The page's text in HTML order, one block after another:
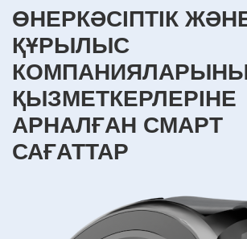
ӨНЕРКӘСІПТІК
ҚҰРЫЛЫС
ҚЫЗМЕТКЕРЛЕРІНЕ
АРНАЛҒАН СМАРТ
САҒАТТАР